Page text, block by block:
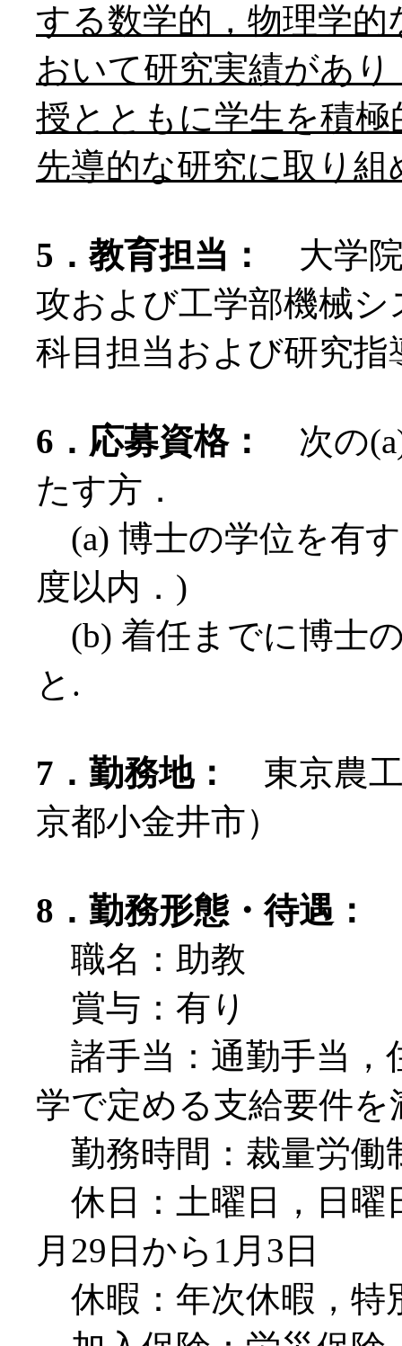
する数学的，物理学
おいて研究実績があ
授とともに学生を積
先導的な研究に取り組
5．教育担当：
大学院
攻および工学部機械
科目担当および研究指
6．応募資格：
次の
たす方．
(a) 博士の学位を有
度以内．)
(b) 着任までに博士
と.
7．勤務地：
東京農
京都小金井市）
8．勤務形態・待遇：
職名：助教
賞与：有り
諸手当：通勤手当，
学で定める支給要件
勤務時間：裁量労働
休日：土曜日，日曜
月29日から1月3日
休暇：年次休暇，特